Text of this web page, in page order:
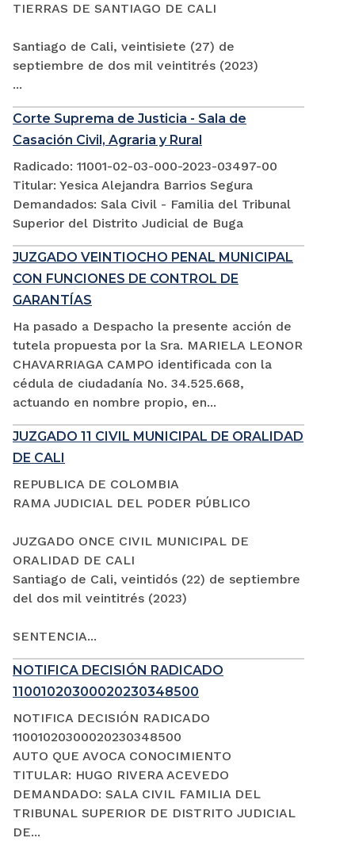
TIERRAS DE SANTIAGO DE CALI
Santiago de Cali, veintisiete (27) de
septiembre de dos mil veintitrés (2023)
...
Corte Suprema de Justicia - Sala de
Casación Civil, Agraria y Rural
Radicado: 11001-02-03-000-2023-03497-00
Titular: Yesica Alejandra Barrios Segura
Demandados: Sala Civil - Familia del Tribunal
Superior del Distrito Judicial de Buga
JUZGADO VEINTIOCHO PENAL MUNICIPAL
CON FUNCIONES DE CONTROL DE
GARANTÍAS
Ha pasado a Despacho la presente acción de
tutela propuesta por la Sra. MARIELA LEONOR
CHAVARRIAGA CAMPO identificada con la
cédula de ciudadanía No. 34.525.668,
actuando en nombre propio, en...
JUZGADO 11 CIVIL MUNICIPAL DE ORALIDAD
DE CALI
REPUBLICA DE COLOMBIA
RAMA JUDICIAL DEL PODER PÚBLICO
JUZGADO ONCE CIVIL MUNICIPAL DE
ORALIDAD DE CALI
Santiago de Cali, veintidós (22) de septiembre
del dos mil veintitrés (2023)
SENTENCIA...
NOTIFICA DECISIÓN RADICADO
11001020300020230348500
NOTIFICA DECISIÓN RADICADO
11001020300020230348500
AUTO QUE AVOCA CONOCIMIENTO
TITULAR: HUGO RIVERA ACEVEDO
DEMANDADO: SALA CIVIL FAMILIA DEL
TRIBUNAL SUPERIOR DE DISTRITO JUDICIAL
DE...